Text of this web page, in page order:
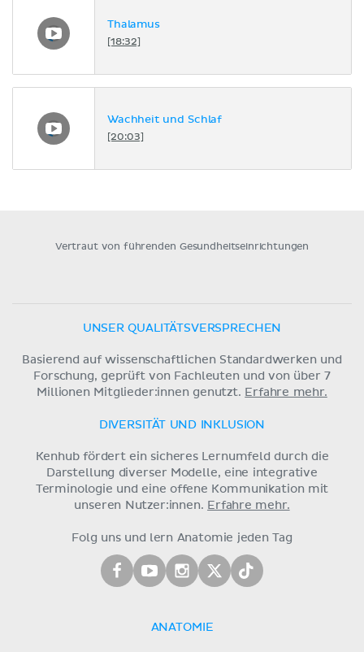
Thalamus
[18:32]
Wachheit und Schlaf
[20:03]
Vertraut von führenden Gesundheitseinrichtungen
UNSER QUALITÄTSVERSPRECHEN
Basierend auf wissenschaftlichen Standardwerken und
Forschung, geprüft von Fachleuten und von über 7
Millionen Mitglieder:innen genutzt. Erfahre mehr.
DIVERSITÄT UND INKLUSION
Kenhub fördert ein sicheres Lernumfeld durch die
Darstellung diverser Modelle, eine integrative
Terminologie und eine offene Kommunikation mit
unseren Nutzer:innen. Erfahre mehr.
Folg uns und lern Anatomie jeden Tag
ANATOMIE